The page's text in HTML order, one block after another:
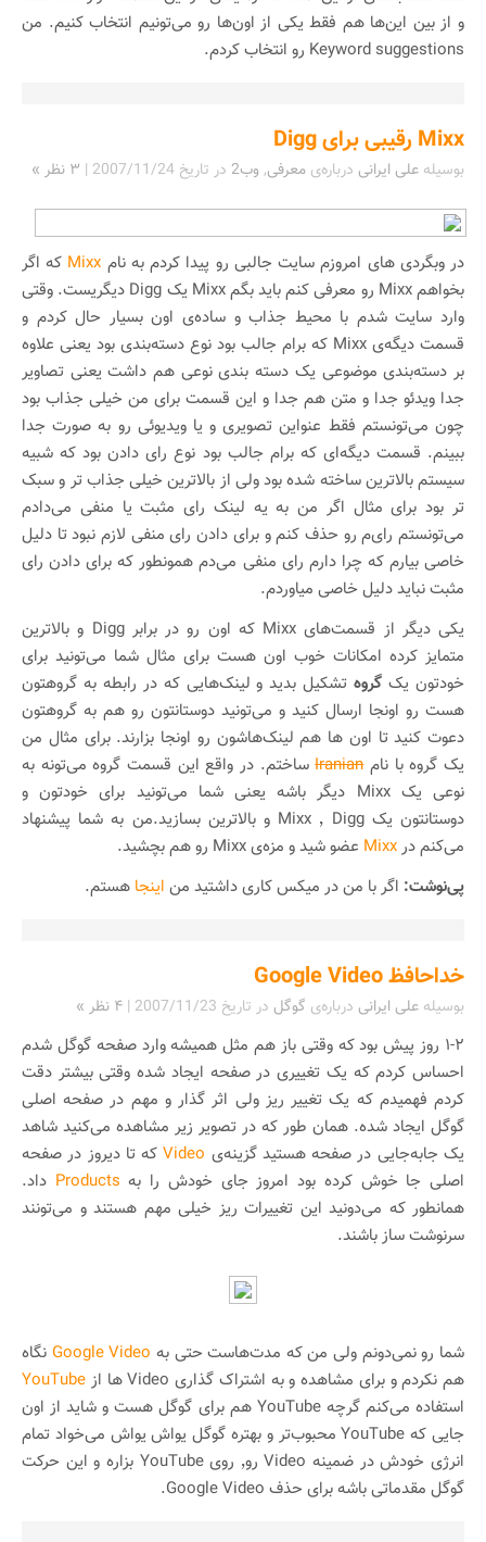
و از بین این‌ها هم فقط یکی از اون‌ها رو می‌تونیم انتخاب کنیم. من
Keyword suggestions رو انتخاب کردم.
Mixx رقیبی برای Digg
بوسیله علی ایرانی درباره‌ی معرفی,وب2 در تاریخ 2007/11/24
| ۳ نظر »
در وبگردی های امروزم سایت جالبی رو پیدا کردم به نام Mixx که اگر
بخواهم Mixx رو معرفی کنم باید بگم Mixx یک Digg دیگریست. وقتی
وارد سایت شدم با محیط جذاب و ساده‌ی اون بسیار حال کردم و
قسمت دیگه‌ی Mixx که برام جالب بود نوع دسته‌بندی بود یعنی علاوه
بر دسته‌بندی موضوعی یک دسته بندی نوعی هم داشت یعنی تصاویر
جدا ویدئو جدا و متن هم جدا و این قسمت برای من خیلی جذاب بود
چون می‌تونستم فقط عنواین تصویری و یا ویدیوئی رو به صورت جدا
ببینم. قسمت دیگه‌ای که برام جالب بود نوع رای دادن بود که شبیه
سیستم بالاترین ساخته شده بود ولی از بالاترین خیلی جذاب تر و سبک
تر بود برای مثال اگر من به یه لینک رای مثبت یا منفی می‌دادم
می‌تونستم رای‌م رو حذف کنم و برای دادن رای منفی لازم نبود تا دلیل
خاصی بیارم که چرا دارم رای منفی می‌دم همونطور که برای دادن رای
مثبت نباید دلیل خاصی میاوردم.
یکی دیگر از قسمت‌های Mixx که اون رو در برابر Digg و بالاترین
متمایز کرده امکانات خوب اون هست برای مثال شما می‌تونید برای
خودتون یک گروهتشکیل بدید و لینک‌هایی که در رابطه به گروهتون
هست رو اونجا ارسال کنید و می‌تونید دوستانتون رو هم به گروهتون
دعوت کنید تا اون ها هم لینک‌هاشون رو اونجا بزارند. برای مثال من
یک گروه با نامIranianساختم. در واقع این قسمت گروه می‌تونه به
نوعی یک Mixx دیگر باشه یعنی شما می‌تونید برای خودتون و
دوستانتون یک Digg ٬ Mixx و بالاترین بسازید.من به شما پیشنهاد
می‌کنم درMixx عضو شید و مزه‌ی Mixx رو هم بچشید.
پی‌نوشت: اگر با من در میکس کاری داشتید من اینجا هستم.
خداحافظ Google Video
بوسیله علی ایرانی درباره‌ی گوگل در تاریخ 2007/11/23
| ۴ نظر »
۱-۲ روز پیش بود که وقتی باز هم مثل همیشه وارد صفحه گوگل شدم
احساس کردم که یک تغییری در صفحه ایجاد شده وقتی بیشتر دقت
کردم فهمیدم که یک تغییر ریز ولی اثر گذار و مهم در صفحه اصلی
گوگل ایجاد شده. همان طور که در تصویر زیر مشاهده می‌کنید شاهد
یک جابه‌جایی در صفحه هستید گزینه‌ی Videoکه تا دیروز در صفحه
اصلی جا خوش کرده بود امروز جای خودش را به Products داد.
همانطور که می‌دونید این تغییرات ریز خیلی مهم هستند و می‌تونند
سرنوشت ساز باشند.
شما رو نمی‌دونم ولی من که مدت‌هاست حتی به Google Video نگاه
هم نکردم و برای مشاهده و به اشتراک گذاری Video ها از
YouTube
استفاده می‌کنم گرچه YouTube هم برای گوگل هست و شاید از اون
جایی که YouTube محبوب‌تر و بهتره گوگل یواش یواش می‌خواد تمام
انرژی خودش در ضمینه Video رو٬ روی YouTube بزاره و این حرکت
گوگل مقدماتی باشه برای حذف Google Video.